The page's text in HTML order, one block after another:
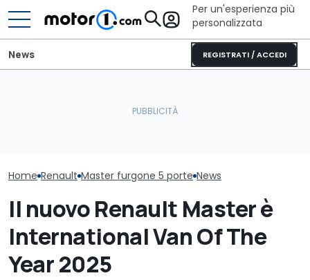
Per un'esperienza più
personalizzata
REGISTRATI / ACCEDI
News
Home Renault Master furgone 5 porte News
Il nuovo Renault Master è
International Van Of The
Year 2025